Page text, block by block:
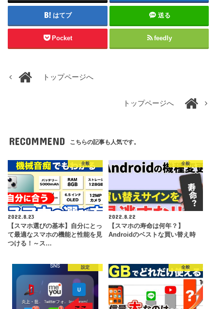
はてブ 送る
Pocket feedly
トップページへ
トップページへ
RECOMMEND こちらの記事も人気です。
全般
2022.8.23
【スマホ選びの基本】自分にとっ
て最適なスマホの機能と性能を見
つける！～ス…
全般
2022.8.22
【スマホの寿命は何年？】
Androidのベストな買い替え時
設定 全般